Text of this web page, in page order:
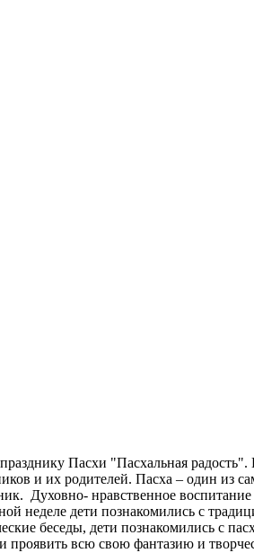
Пасхи "Пасхальная радость".
и их родителей. Пасха – один из
Духовно- нравственное воспитание
неделе дети познакомились с
беседы, дети познакомились с
проявить всю свою фантазию и